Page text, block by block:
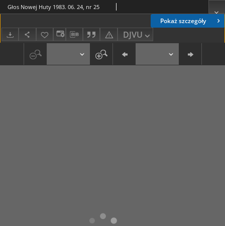
Pokaż szczegóły
DJVU
Głos Nowej Huty 1983. 06. 24, nr 25